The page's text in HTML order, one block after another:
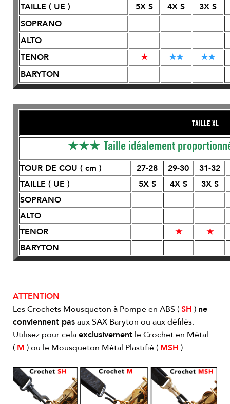
TAILLE ( UE )
5X S 4X S
3X S
SOPRANO
ALTO
TENOR
★ ★★ ★★
BARYTON
TAILLE XL
★★★ Taille idéalement
TOUR DE COU ( cm ) 27-28 29-30
31-32
TAILLE ( UE )
5X S 4X S
3X S
SOPRANO
ALTO
TENOR
★
★
BARYTON
ATTENTION
Les Crochets Mousqueton à Pompe en ABS (SH ) ne
conviennent pasaux SAX Baryton ou aux défilés.
Utilisez pour celaexclusivement le Crochet en Métal
( M ) ou le Mousqueton Métal Plastifié ( MSH ).